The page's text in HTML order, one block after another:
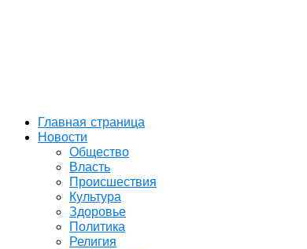
Главная страница
Новости
Общество
Власть
Происшествия
Культура
Здоровье
Политика
Религия